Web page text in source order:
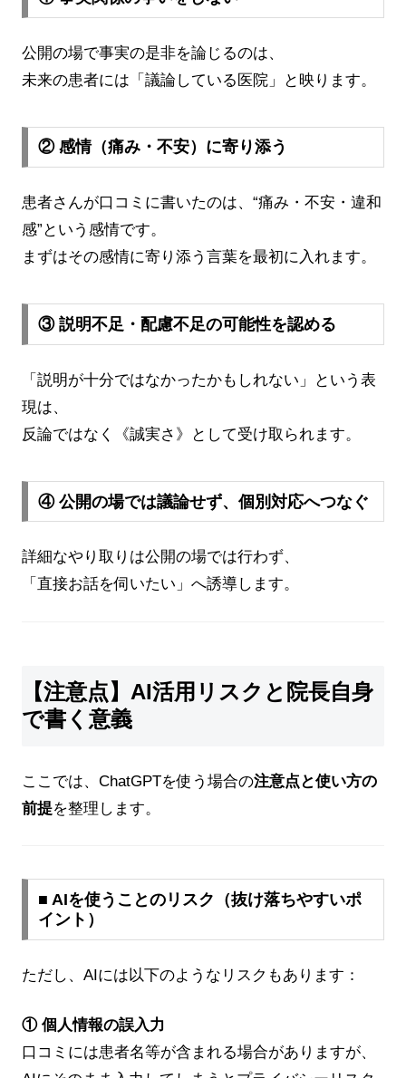
公開の場で事実の是非を論じるのは、
未来の患者には「議論している医院」と映ります。
② 感情（痛み・不安）に寄り添う
患者さんが口コミに書いたのは、“痛み・不安・違和
感”という感情です。
まずはその感情に寄り添う言葉を最初に入れます。
③ 説明不足・配慮不足の可能性を認める
「説明が十分ではなかったかもしれない」という表
現は、
反論ではなく《誠実さ》として受け取られます。
④ 公開の場では議論せず、個別対応へつなぐ
詳細なやり取りは公開の場では行わず、
「直接お話を伺いたい」へ誘導します。
【注意点】AI活用リスクと院長自身
で書く意義
ここでは、ChatGPTを使う場合の注意点と使い方の
前提を整理します。
■ AIを使うことのリスク（抜け落ちやすいポ
イント）
ただし、AIには以下のようなリスクもあります：
① 個人情報の誤入力
口コミには患者名等が含まれる場合がありますが、